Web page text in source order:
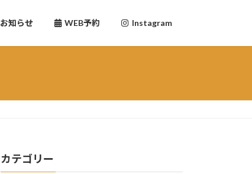
お知らせ WEB予約 Instagram
カテゴリー